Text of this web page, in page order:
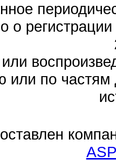
о
или
или по частям